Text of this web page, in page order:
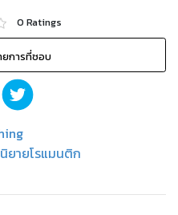
0 Ratings
ยการที่ชอบ
นิยายโรแมนติก